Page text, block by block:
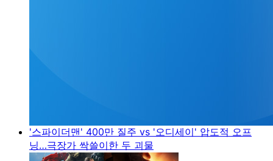
'스파이더맨' 400만 질주 vs '오디세이' 압도적 오프
닝…극장가 싹쓸이한 두 괴물